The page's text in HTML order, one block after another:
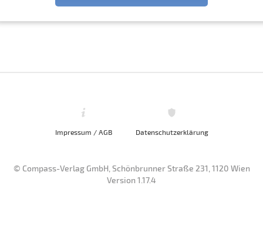
Impressum / AGB Datenschutzerklärung
© Compass-Verlag GmbH, Schönbrunner Straße 231, 1120 Wien
Version 1.17.4